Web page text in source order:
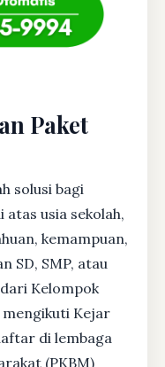
Paket
solusi bagi
atas usia sekolah,
kemampuan,
SD, SMP, atau
Kelompok
mengikuti Kejar
di lembaga
(PKBM)